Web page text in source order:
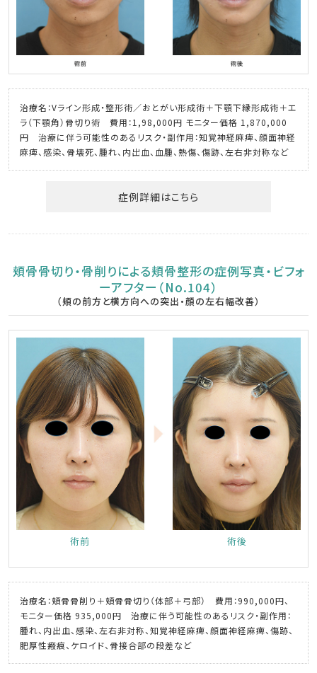
治療名：Vライン形成・整形術／おとがい形成術＋下顎下縁形成術＋エ
ラ（下顎角）骨切り術 費用：1,98,000円 モニター価格 1,870,000
円 治療に伴う可能性のあるリスク・副作用：知覚神経麻痺、顔面神経
麻痺、感染、骨壊死、腫れ、内出血、血腫、熱傷、傷跡、左右非対称など
症例詳細はこちら
頬骨骨切り・骨削りによる頬骨整形の症例写真・ビフォ
ーアフター（No.104）
（頬の前方と横方向への突出・顔の左右幅改善）
術前 術後
治療名：頬骨骨削り＋頬骨骨切り（体部＋弓部） 費用：990,000円、
モニター価格 935,000円 治療に伴う可能性のあるリスク・副作用：
腫れ、内出血、感染、左右非対称、知覚神経麻痺、顔面神経麻痺、傷跡、
肥厚性瘢痕、ケロイド、骨接合部の段差など